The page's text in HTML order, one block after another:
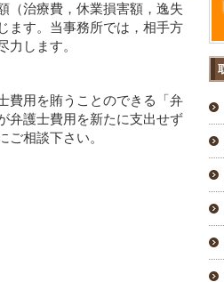
（治療費，休業損害額，逸失
ます。当事務所では，相手方
します。
費用を賄うことのできる「弁
弁護士費用を新たに支出せず
相談下さい。